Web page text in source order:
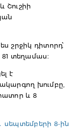
Շուշիի
շրջիկ դիտորդ՝
81 տեղամաս։
է
խումբը,
և 8
սեպտեմբերի 8-ին